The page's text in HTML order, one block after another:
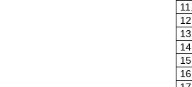
11.
12.
13.
14.
15.
16.